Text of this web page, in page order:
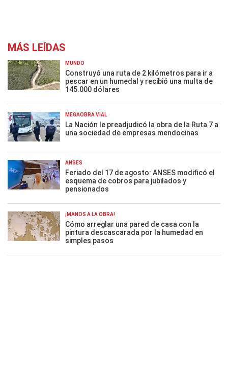
MÁS LEÍDAS
MUNDO
Construyó una ruta de 2 kilómetros para ir a
pescar en un humedal y recibió una multa de
145.000 dólares
MEGAOBRA VIAL
La Nación le preadjudicó la obra de la Ruta 7 a
una sociedad de empresas mendocinas
ANSES
Feriado del 17 de agosto: ANSES modificó el
esquema de cobros para jubilados y
pensionados
¡MANOS A LA OBRA!
Cómo arreglar una pared de casa con la
pintura descascarada por la humedad en
simples pasos